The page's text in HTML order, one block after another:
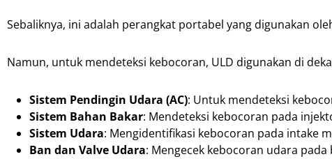
Sebaliknya, ini adalah perangkat portabel yang digunakan
Namun, untuk mendeteksi kebocoran, ULD digunakan di
Sistem Pendingin Udara (AC): Untuk mendeteksi
Sistem Bahan Bakar: Mendeteksi kebocoran pada
Sistem Udara: Mengidentifikasi kebocoran pada intake
Ban dan Valve Udara: Mengecek kebocoran udara